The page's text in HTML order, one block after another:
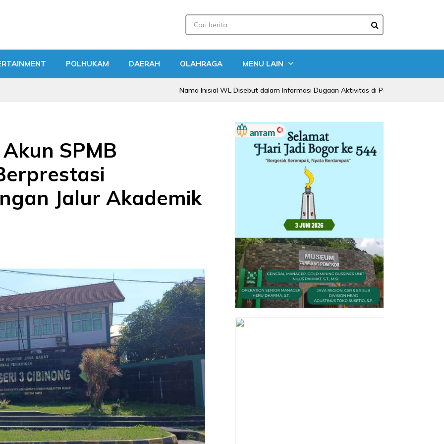
POLHUKAM DAERAH OLAHRAGA MENU LAIN
Nama Inisial WL Disebut dalam Informasi Dugaan Aktivitas di Pantai Zore, Bea Cukai
SPMB
Jalur Akademik